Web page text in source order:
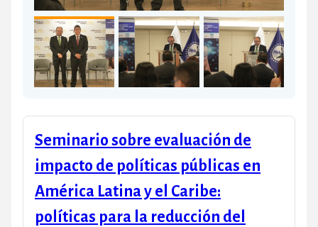
Seminario sobre evaluación de
impacto de políticas públicas en
América Latina y el Caribe:
políticas para la reducción del